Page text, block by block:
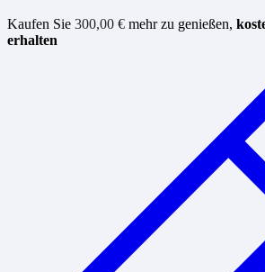
Kaufen Sie 300,00 € mehr zu genießen,
erhalten